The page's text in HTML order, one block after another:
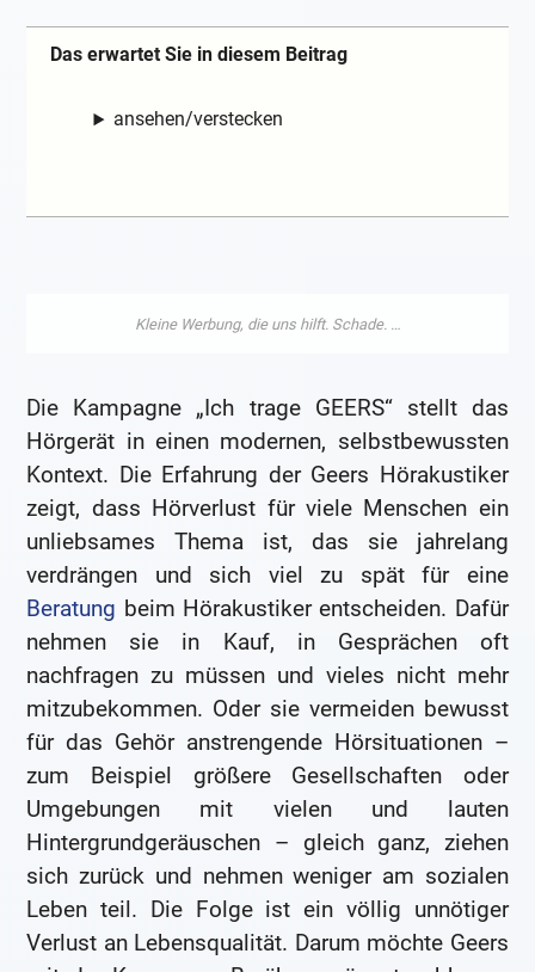
Das erwartet Sie in diesem Beitrag
ansehen/verstecken
Die Kampagne „Ich trage GEERS“ stellt das
Hörgerät in einen modernen, selbstbewussten
Kontext. Die Erfahrung der Geers Hörakustiker
zeigt, dass Hörverlust für viele Menschen ein
unliebsames Thema ist, das sie jahrelang
verdrängen und sich viel zu spät für eine
Beratung beim Hörakustiker entscheiden. Dafür
nehmen sie in Kauf, in Gesprächen oft
nachfragen zu müssen und vieles nicht mehr
mitzubekommen. Oder sie vermeiden bewusst
für das Gehör anstrengende Hörsituationen –
zum Beispiel größere Gesellschaften oder
Umgebungen mit vielen und lauten
Hintergrundgeräuschen – gleich ganz, ziehen
sich zurück und nehmen weniger am sozialen
Leben teil. Die Folge ist ein völlig unnötiger
Verlust an Lebensqualität. Darum möchte Geers